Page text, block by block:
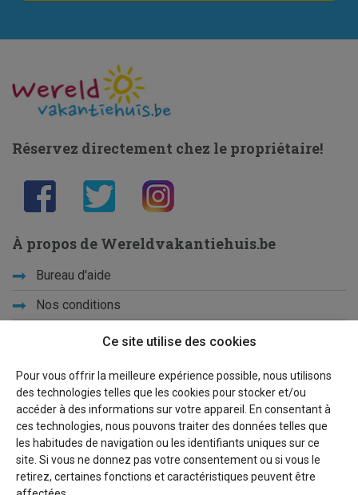
Ce site utilise des cookies
Pour vous offrir la meilleure expérience possible, nous utilisons
des technologies telles que les cookies pour stocker et/ou
accéder à des informations sur votre appareil. En consentant à
ces technologies, nous pouvons traiter des données telles que
les habitudes de navigation ou les identifiants uniques sur ce
site. Si vous ne donnez pas votre consentement ou si vous le
retirez, certaines fonctions et caractéristiques peuvent être
Réservez directement chez le propriétaire!
À propos de Wereldvakantiehuis.be
Bureau d'aide
Nos conditions
Vacances d'école
Qui sommes-nous ?
Privacy
Liens
Plan du site